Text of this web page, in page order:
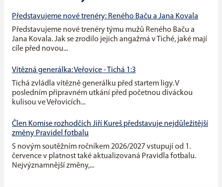
Představujeme nové trenéry: Reného Baču a Jana Kovala
Představujeme nové trenéry týmu mužů Reného Baču a
Jana Kovala. Jak se zrodilo jejich angažmá v Tiché, jaké mají
cíle před novou...
Vítězná generálka: Veřovice - Tichá 1:3
Tichá zvládla vítězně generálku před startem ligy. V
posledním přípravném utkání před početnou diváckou
kulisou ve Veřovicích...
Člen Komise rozhodčích Jiří Kureš představuje nejdůležitější
změny Pravidel fotbalu
S novým soutěžním ročníkem 2026/2027 vstupují od 1.
července v platnost také aktualizovaná Pravidla fotbalu.
Nejvýznamnější změny,...